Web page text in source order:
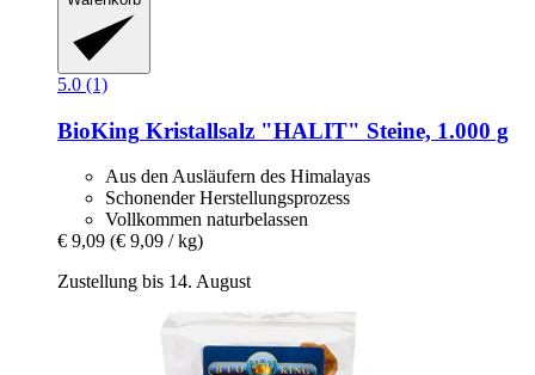
5.0 (1)
BioKing Kristallsalz "HALIT" Steine, 1.000 g
Aus den Ausläufern des Himalayas
Schonender Herstellungsprozess
Vollkommen naturbelassen
€ 9,09 (€ 9,09 / kg)
Zustellung bis 14. August